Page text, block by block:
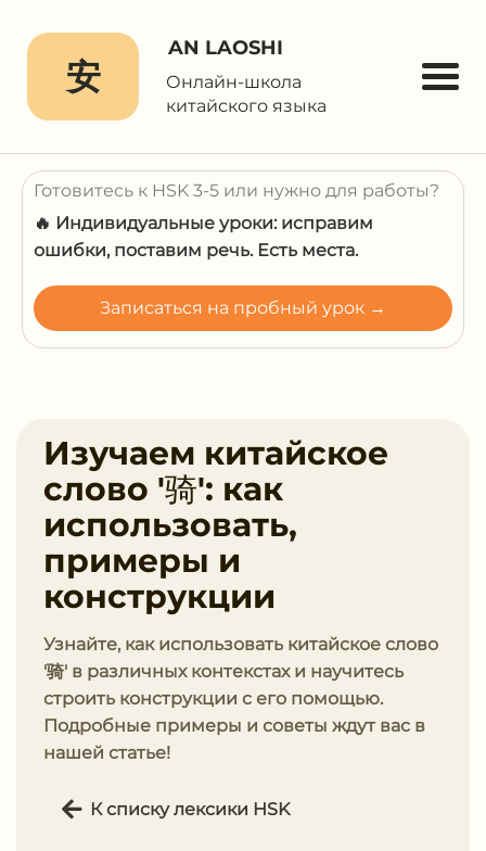
安
AN LAOSHI
Онлайн-школа
китайского языка
Готовитесь к HSK 3-5 или нужно для работы?
🔥 Индивидуальные уроки: исправим
ошибки, поставим речь. Есть места.
Записаться на пробный урок →
Изучаем китайское
слово '骑': как
использовать,
примеры и
конструкции
Узнайте, как использовать китайское слово
'骑' в различных контекстах и научитесь
строить конструкции с его помощью.
Подробные примеры и советы ждут вас в
нашей статье!
К списку лексики HSK